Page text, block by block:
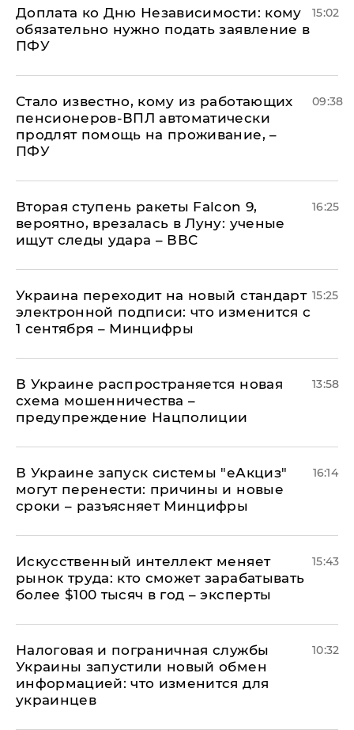
Доплата ко Дню Независимости: кому
обязательно нужно подать заявление в
ПФУ
15:02
Стало известно, кому из работающих
пенсионеров-ВПЛ автоматически
продлят помощь на проживание, –
ПФУ
09:38
Вторая ступень ракеты Falcon 9,
вероятно, врезалась в Луну: ученые
ищут следы удара – ВВС
16:25
Украина переходит на новый стандарт
электронной подписи: что изменится с
1 сентября – Минцифры
15:25
В Украине распространяется новая
схема мошенничества –
предупреждение Нацполиции
13:58
В Украине запуск системы "еАкциз"
могут перенести: причины и новые
сроки – разъясняет Минцифры
16:14
Искусственный интеллект меняет
рынок труда: кто сможет зарабатывать
более $100 тысяч в год – эксперты
15:43
Налоговая и пограничная службы
Украины запустили новый обмен
информацией: что изменится для
украинцев
10:32